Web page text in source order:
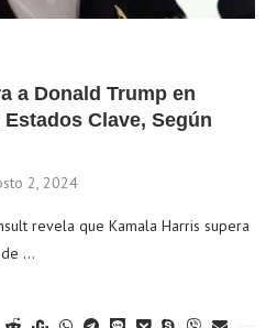
a Donald Trump en
Clave, Según
2, 2024
revela que Kamala Harris supera
de …